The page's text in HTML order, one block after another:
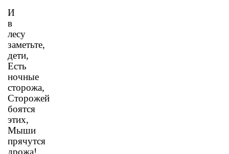
И
в
лесу
заметьте,
дети,
Есть
ночные
сторожа,
Сторожей
боятся
этих,
Мыши
прячутся
дрожа!